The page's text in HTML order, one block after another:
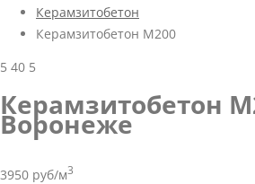
Керамзитобетон
Керамзитобетон М200
5 40 5
Керамзитобетон
Воронеже
3950 руб/м3